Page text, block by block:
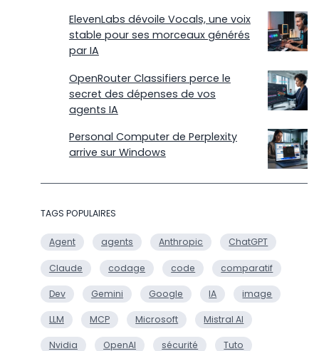
ElevenLabs dévoile Vocals, une voix
stable pour ses morceaux générés
par IA
OpenRouter Classifiers perce le
secret des dépenses de vos
agents IA
Personal Computer de Perplexity
arrive sur Windows
TAGS POPULAIRES
Agent agents Anthropic ChatGPT
Claude codage code comparatif
Dev Gemini Google IA image
LLM MCP Microsoft Mistral AI
Nvidia OpenAI sécurité Tuto